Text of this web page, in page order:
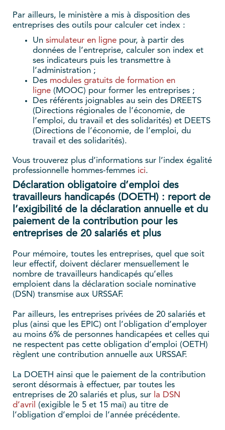
Par ailleurs, le ministère a mis à disposition des
entreprises des outils pour calculer cet index :
Un simulateur en ligne pour, à partir des
données de l’entreprise, calculer son index et
ses indicateurs puis les transmettre à
l’administration ;
Des modules gratuits de formation en
ligne (MOOC) pour former les entreprises ;
Des référents joignables au sein des DREETS
(Directions régionales de l’économie, de
l’emploi, du travail et des solidarités) et DEETS
(Directions de l’économie, de l’emploi, du
travail et des solidarités).
Vous trouverez plus d’informations sur l’index égalité
professionnelle hommes-femmes ici.
Déclaration obligatoire d’emploi des
travailleurs handicapés (DOETH) : report de
l’exigibilité de la déclaration annuelle et du
paiement de la contribution pour les
entreprises de 20 salariés et plus
Pour mémoire, toutes les entreprises, quel que soit
leur effectif, doivent déclarer mensuellement le
nombre de travailleurs handicapés qu’elles
emploient dans la déclaration sociale nominative
(DSN) transmise aux URSSAF.
Par ailleurs, les entreprises privées de 20 salariés et
plus (ainsi que les EPIC) ont l’obligation d’employer
au moins 6% de personnes handicapées et celles qui
ne respectent pas cette obligation d’emploi (OETH)
règlent une contribution annuelle aux URSSAF.
La DOETH ainsi que le paiement de la contribution
seront désormais à effectuer, par toutes les
entreprises de 20 salariés et plus, sur la DSN
d’avril
(exigible le 5 et 15 mai) au titre de
l’obligation d’emploi de l’année précédente.